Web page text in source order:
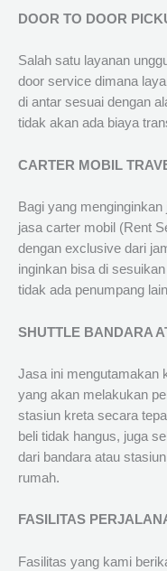
DOOR TO DOOR
Salah satu layanan
door service dimana
di antar sesuai dengan
tidak akan ada biaya
CARTER MOBIL
Bagi yang
jasa carter mobil (Rent
dengan exclusive dari
inginkan bisa di
tidak ada penumpang
SHUTTLE BANDARA
Jasa ini mengutamakan
yang akan melakukan
stasiun kreta secara
beli tidak hangus, juga
dari bandara atau
rumah.
FASILITAS
Fasilitas yang kami